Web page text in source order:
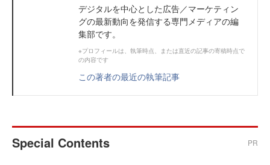
デジタルを中心とした広告／マーケティン
グの最新動向を発信する専門メディアの編
集部です。
※プロフィールは、執筆時点、または直近の記事の寄稿時点で
の内容です
この著者の最近の執筆記事
Special Contents PR